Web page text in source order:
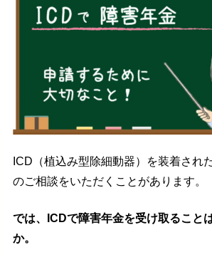
ICD（植込み型除細動器）を装着され
のご相談をいただくことがあります。
では、ICDで障害年金を受け取ること
か。